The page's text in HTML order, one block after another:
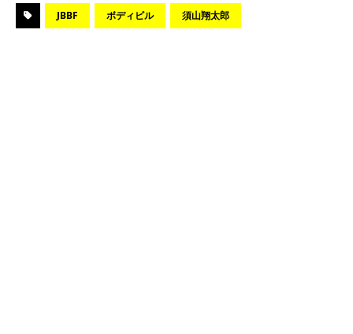
JBBF ボディビル 須山翔太郎